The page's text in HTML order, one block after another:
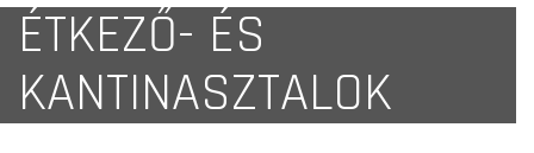
ÉTKEZŐ- ÉS
KANTINASZTALOK